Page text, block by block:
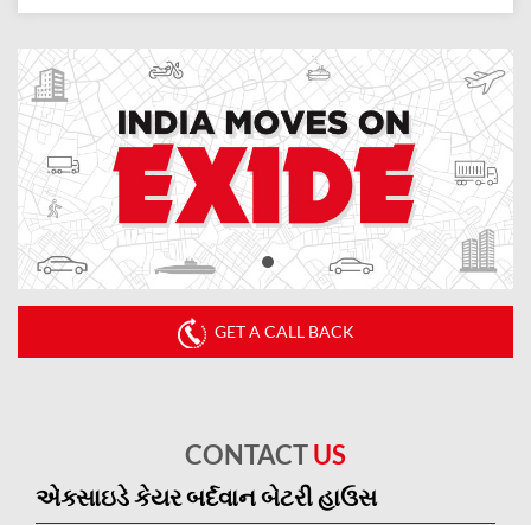
GET A CALL BACK
CONTACTUS
એક્સાઇડે કેયર બર્દવાન બેટરી હાઉસ